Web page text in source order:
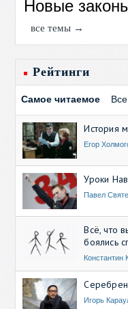
Новые
все темы →
Рейтинги
Самое читаемое
История
Егор
Уроки
Павел
Всё, что
боялись
Константин
Игорь